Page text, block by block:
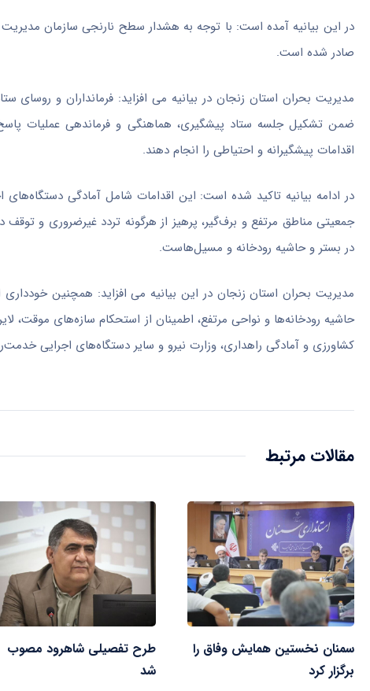
صادر شده است.
مدیریت بحران استان زنجان در بیانیه می افزاید: فرمانداران و
ضمن تشکیل جلسه ستاد پیشگیری، هماهنگی و فرماندهی عملیات پاسخ
اقدامات پیشگیرانه و احتیاطی را انجام دهند.
در ادامه بیانیه تاکید شده است: این اقدامات شامل آمادگی
جمعیتی مناطق مرتفع و برف‌گیر، پرهیز از هرگونه تردد غیرضروری و
در بستر و حاشیه رودخانه و مسیل‌هاست.
مدیریت بحران استان زنجان در این بیانیه می افزاید: همچنین
حاشیه رودخانه‌ها و نواحی مرتفع، اطمینان از استحکام سازه‌های موقت،
کشاورزی و آمادگی راهداری، وزارت نیرو و سایر دستگاه‌های اجرایی
مقالات مرتبط
سمنان نخستین همایش وفاق را
برگزار کرد
طرح تفصیلی شاهرود مصوب
شد